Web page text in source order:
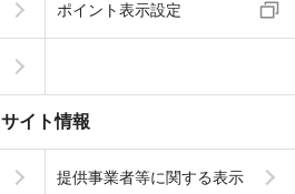
ポイント表示設定
サイト情報
提供事業者等に関する表示